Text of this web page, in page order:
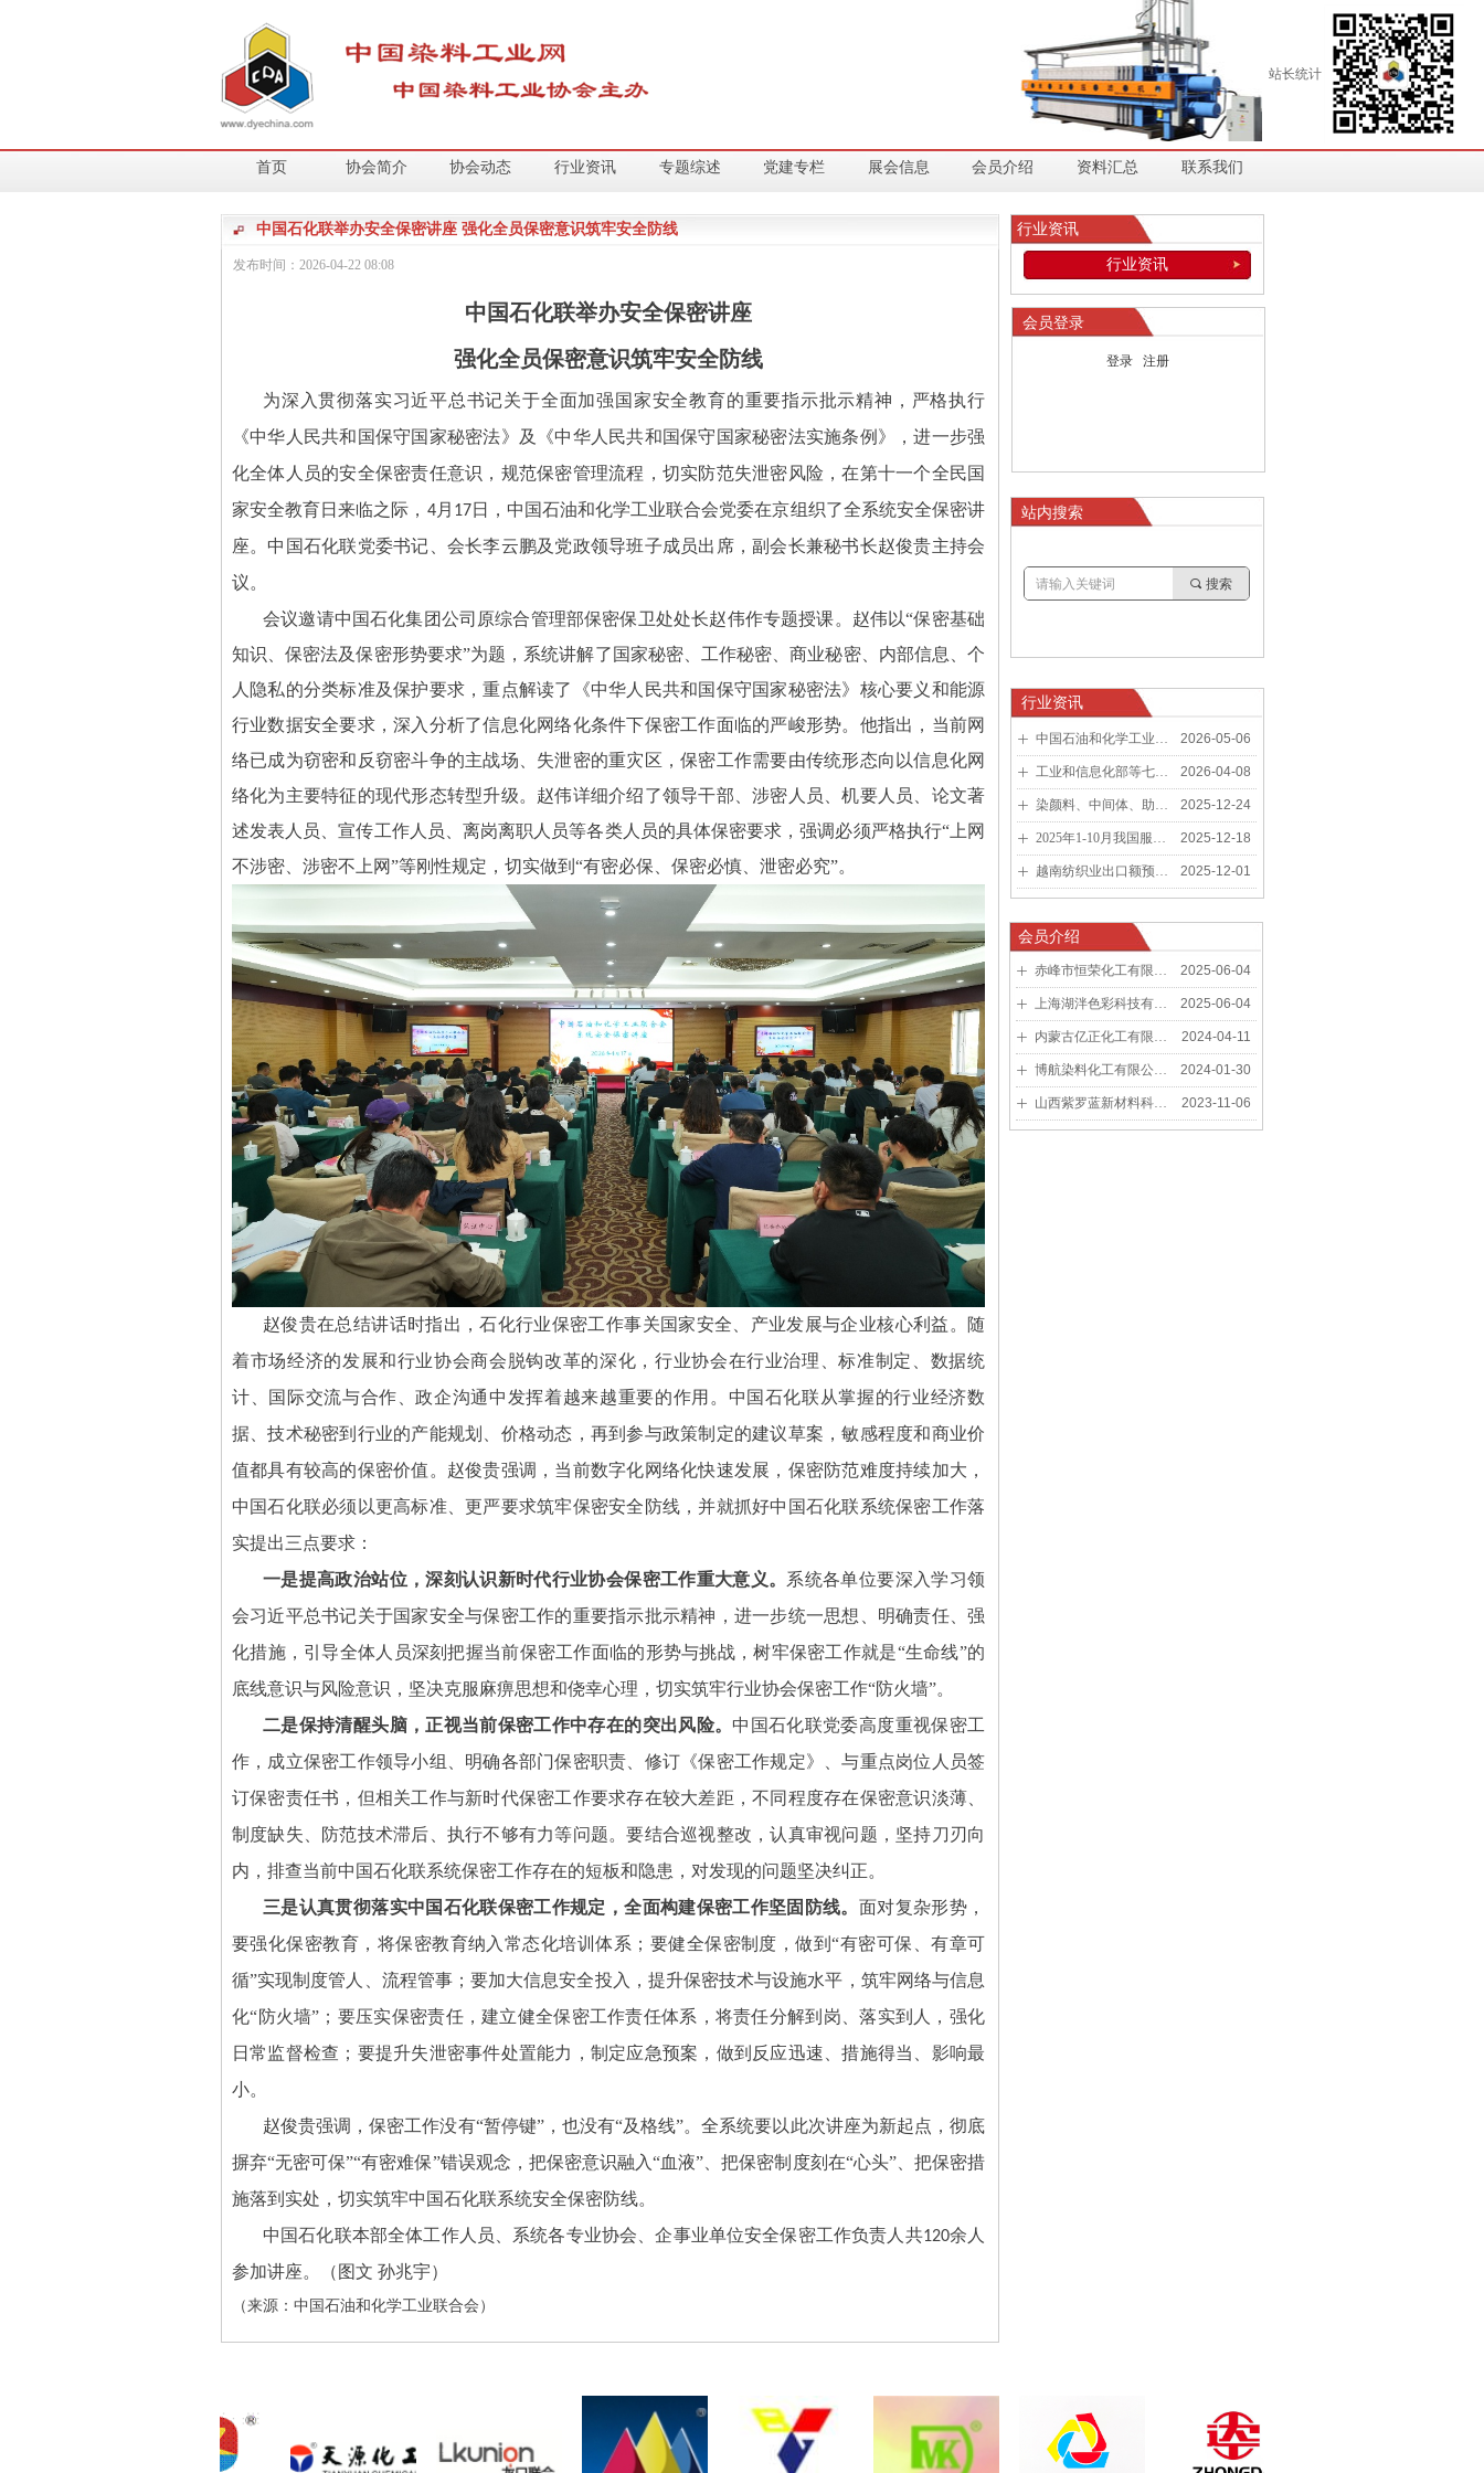
首页 协会简介 协会动态 行业资讯 专题综述 党建专栏 展会信息 会员介绍 资料汇总 联系我们
站长统计
中国石化联举办安全保密讲座 强化全员保密意识筑牢安全防线
发布时间： 2026-04-22 08:08
中国石化联举办安全保密讲座
强化全员保密意识筑牢安全防线
为深入贯彻落实习近平总书记关于全面加强国家安全教育的重要指示批示精神，严格执行
《中华人民共和国保守国家秘密法》及《中华人民共和国保守国家秘密法实施条例》，进一步强
化全体人员的安全保密责任意识，规范保密管理流程，切实防范失泄密风险，在第十一个全民国
家安全教育日来临之际， 4月 17日，中国石油和化学工业联合会党委在京组织了全系统安全保密讲
座。中国石化联党委书记、会长李云鹏及党政领导班子成员出席，副会长兼秘书长赵俊贵主持会
议。
会议邀请中国石化集团公司原综合管理部保密保卫处处长赵伟作专题授课。赵伟以“保密基础
知识、保密法及保密形势要求”为题，系统讲解了国家秘密、工作秘密、商业秘密、内部信息、个
人隐私的分类标准及保护要求，重点解读了《中华人民共和国保守国家秘密法》核心要义和能源
行业数据安全要求，深入分析了信息化网络化条件下保密工作面临的严峻形势。他指出，当前网
络已成为窃密和反窃密斗争的主战场、失泄密的重灾区，保密工作需要由传统形态向以信息化网
络化为主要特征的现代形态转型升级。赵伟详细介绍了领导干部、涉密人员、机要人员、论文著
述发表人员、宣传工作人员、离岗离职人员等各类人员的具体保密要求，强调必须严格执行“上网
不涉密、涉密不上网”等刚性规定，切实做到“有密必保、保密必慎、泄密必究”。
赵俊贵在总结讲话时指出，石化行业保密工作事关国家安全、产业发展与企业核心利益。随
着市场经济的发展和行业协会商会脱钩改革的深化，行业协会在行业治理、标准制定、数据统
计、国际交流与合作、政企沟通中发挥着越来越重要的作用。中国石化联从掌握的行业经济数
据、技术秘密到行业的产能规划、价格动态，再到参与政策制定的建议草案，敏感程度和商业价
值都具有较高的保密价值。赵俊贵强调，当前数字化网络化快速发展，保密防范难度持续加大，
中国石化联必须以更高标准、更严要求筑牢保密安全防线，并就抓好中国石化联系统保密工作落
实提出三点要求：
一是提高政治站位，深刻认识新时代行业协会保密工作重大意义。 系统各单位要深入学习领
会习近平总书记关于国家安全与保密工作的重要指示批示精神，进一步统一思想、明确责任、强
化措施，引导全体人员深刻把握当前保密工作面临的形势与挑战，树牢保密工作就是“生命线”的
底线意识与风险意识，坚决克服麻痹思想和侥幸心理，切实筑牢行业协会保密工作“防火墙”。
二是保持清醒头脑，正视当前保密工作中存在的突出风险。 中国石化联党委高度重视保密工
作，成立保密工作领导小组、明确各部门保密职责、修订《保密工作规定》、与重点岗位人员签
订保密责任书，但相关工作与新时代保密工作要求存在较大差距，不同程度存在保密意识淡薄、
制度缺失、防范技术滞后、执行不够有力等问题。要结合巡视整改，认真审视问题，坚持刀刃向
内，排查当前中国石化联系统保密工作存在的短板和隐患，对发现的问题坚决纠正。
三是认真贯彻落实中国石化联保密工作规定，全面构建保密工作坚固防线。 面对复杂形势，
要强化保密教育，将保密教育纳入常态化培训体系；要健全保密制度，做到“有密可保、有章可
循”实现制度管人、流程管事；要加大信息安全投入，提升保密技术与设施水平，筑牢网络与信息
化“防火墙”；要压实保密责任，建立健全保密工作责任体系，将责任分解到岗、落实到人，强化
日常监督检查；要提升失泄密事件处置能力，制定应急预案，做到反应迅速、措施得当、影响最
小。
赵俊贵强调，保密工作没有“暂停键”，也没有“及格线”。全系统要以此次讲座为新起点，彻底
摒弃“无密可保”“有密难保”错误观念，把保密意识融入“血液”、把保密制度刻在“心头”、把保密措
施落到实处，切实筑牢中国石化联系统安全保密防线。
中国石化联本部全体工作人员、系统各专业协会、企事业单位安全保密工作负责人共120余人
参加讲座。（图文 孙兆宇）
（来源：中国石油和化学工业联合会）
会员介绍
2025-06-04
ꄶ 赤峰市恒荣化工有限公司/CHIFENG HENGRONG CHEMICAL CO., LTD.
2025-06-04
ꄶ 上海湖泮色彩科技有限公司/Shanghai Hupan Color Technology Co., Ltd
2024-04-11
ꄶ 内蒙古亿正化工有限公司 Inner Mongolia Yizheng Chemical Co., Ltd
2024-01-30
ꄶ 博航染料化工有限公司/BORN ON 2019 DYE CHEMICAL Co., Ltd.
2023-11-06
ꄶ 山西紫罗蓝新材料科技有限公司/SHANXI VIOLETECH NEW MATERIALS CO.LTD
行业资讯
2026-05-06
ꄶ 中国石油和化学工业联合会关于举办第十二届石油和化工企业品牌故事征文比赛活动的通知
2026-04-08
ꄶ 工业和信息化部等七部门关于印发《加力推进石化化工行业老旧装置更新改造行动方案（2026－2029年）》的通知
2025-12-24
ꄶ 染颜料、中间体、助剂等行业多家企业入选“2025年度中国精细化工TOP100企业”等榜单
2025-12-18
ꄶ 2025年1-10月我国服装出口分析
2025-12-01
ꄶ 越南纺织业出口额预计达460亿美元，稳居全球第三
站内搜索
끠 搜索
行业资讯
行业资讯
会员登录
登录 注册